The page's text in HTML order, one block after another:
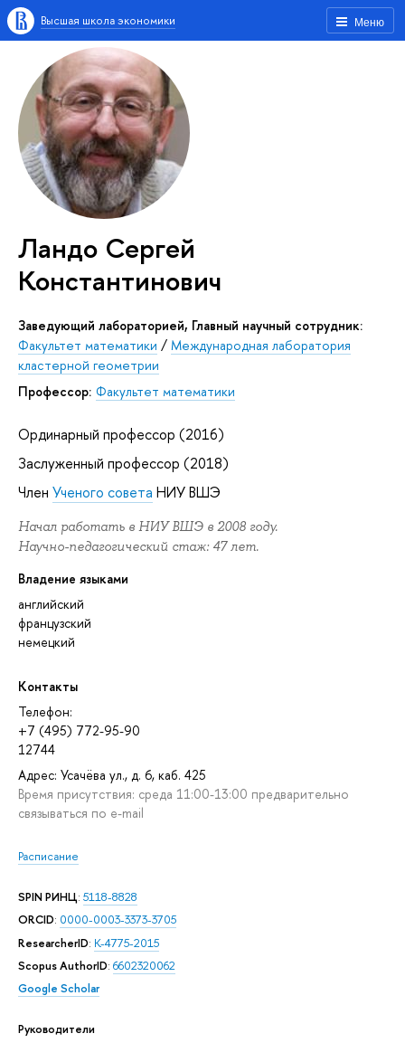
Меню
Высшая школа экономики
Ландо Сергей
Константинович
Заведующий лабораторией, Главный научный сотрудник:
Факультет математики / Международная лаборатория
кластерной геометрии
профессор: Факультет математики
Ординарный профессор (2016)
Заслуженный профессор (2018)
Член Ученого совета НИУ ВШЭ
Начал работать в НИУ ВШЭ в 2008 году.
Научно-педагогический стаж: 47 лет.
Владение языками
английский
французский
немецкий
Контакты
Телефон:
+7 (495) 772-95-90
12744
Адрес: Усачёва ул., д. 6, каб. 425
Время присутствия: среда 11:00-13:00 предварительно
связываться по e-mail
Расписание
SPIN РИНЦ: 5118-8828
ORCID: 0000-0003-3373-3705
ResearcherID: K-4775-2015
Scopus AuthorID: 6602320062
Google Scholar
Руководители